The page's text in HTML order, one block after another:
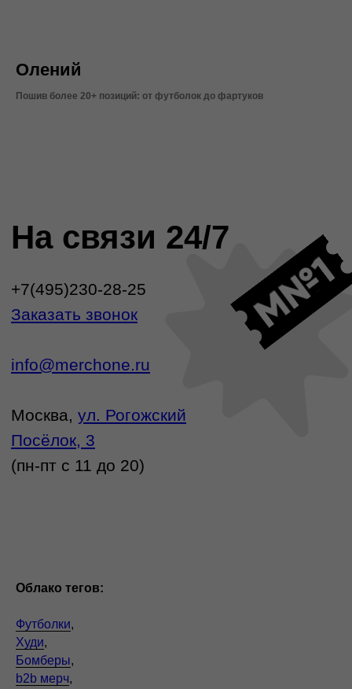
Олений
Пошив более 20+ позиций: от футболок до фартуков
Облако тегов:
Футболки,
Худи,
Бомберы,
b2b мерч,